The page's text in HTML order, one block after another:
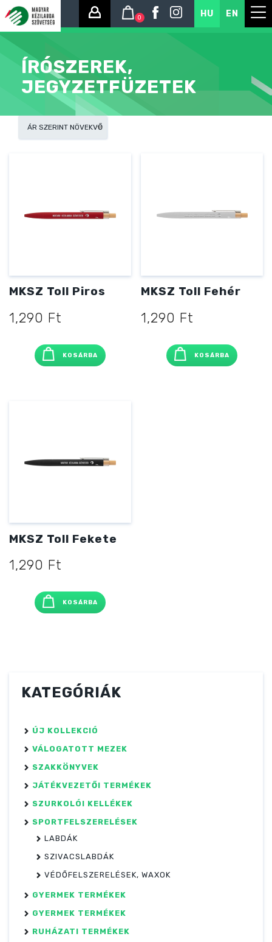
HU EN
0
ÍRÓSZEREK,
JEGYZETFÜZETEK
MKSZ Toll Piros
1,290 Ft
KOSÁRBA
MKSZ Toll Fehér
1,290 Ft
KOSÁRBA
MKSZ Toll Fekete
1,290 Ft
KOSÁRBA
KATEGÓRIÁK
ÚJ KOLLEKCIÓ
VÁLOGATOTT MEZEK
SZAKKÖNYVEK
JÁTÉKVEZETŐI TERMÉKEK
SZURKOLÓI KELLÉKEK
SPORTFELSZERELÉSEK
LABDÁK
SZIVACSLABDÁK
VÉDŐFELSZERELÉSEK, WAXOK
GYERMEK TERMÉKEK
GYERMEK TERMÉKEK
RUHÁZATI TERMÉKEK